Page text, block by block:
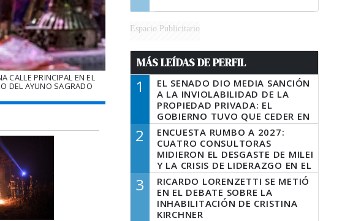
CALLE PRINCIPAL EN EL
DEL AYUNO SAGRADO
Espacio Publicitario
MÁS LEÍDAS DE PERFIL
1
EL SENADO DIO MEDIA SANCIÓN
A LA INVIOLABILIDAD DE LA
PROPIEDAD PRIVADA: EL
GOBIERNO TUVO QUE CEDER EN
LA LEY DEL MANEJO DEL FUEGO
2
ENCUESTA RUMBO A 2027:
CUATRO CONSULTORAS
MIDIERON EL DESGASTE DE MILEI
Y LA CRISIS DE LIDERAZGO EN EL
PERONISMO
3
RICARDO LORENZETTI SE METIÓ
EN EL DEBATE SOBRE LA
INHABILITACIÓN DE CRISTINA
KIRCHNER